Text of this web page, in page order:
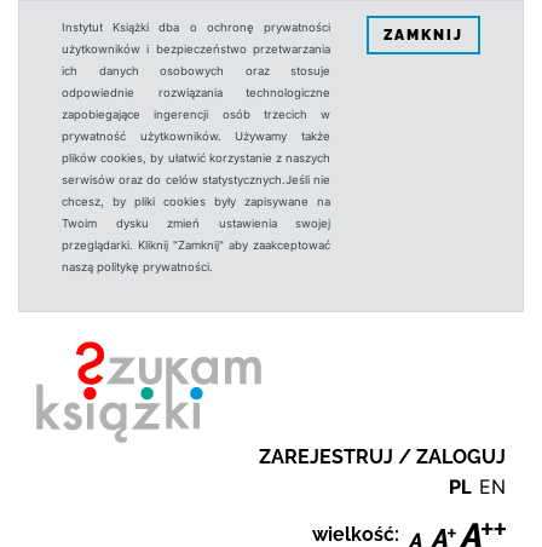
Instytut Książki dba o ochronę prywatności
użytkowników i bezpieczeństwo przetwarzania
ich danych osobowych oraz stosuje
odpowiednie rozwiązania technologiczne
zapobiegające ingerencji osób trzecich w
prywatność użytkowników. Używamy także
plików cookies, by ułatwić korzystanie z naszych
serwisów oraz do celów statystycznych.Jeśli nie
chcesz, by pliki cookies były zapisywane na
Twoim dysku zmień ustawienia swojej
przeglądarki. Kliknij "Zamknij" aby zaakceptować
naszą politykę prywatności.
ZAMKNIJ
ZAREJESTRUJ / ZALOGUJ
PL EN
wielkość: